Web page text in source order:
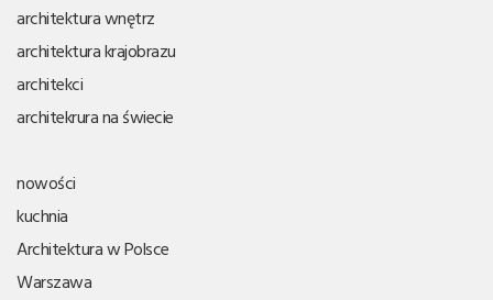
architektura wnętrz
architektura krajobrazu
architekci
architekrura na świecie
nowości
kuchnia
Architektura w Polsce
Warszawa